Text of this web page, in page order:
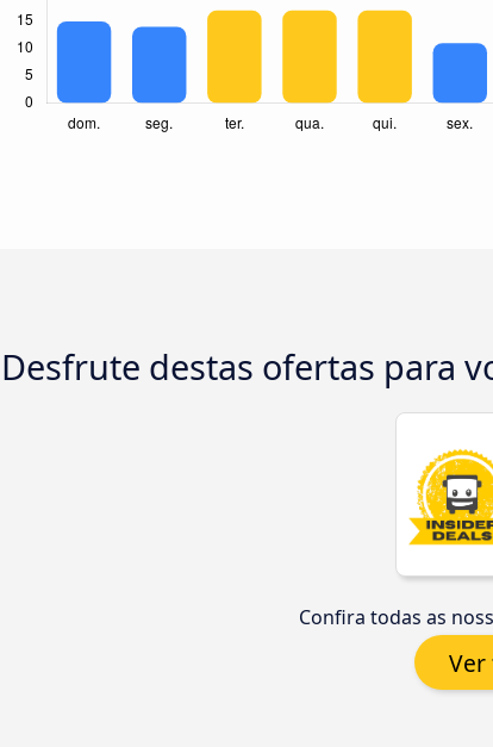
Desfrute destas ofertas para
Confira todas as
Ver